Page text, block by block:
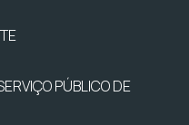
PÚBLICO DE